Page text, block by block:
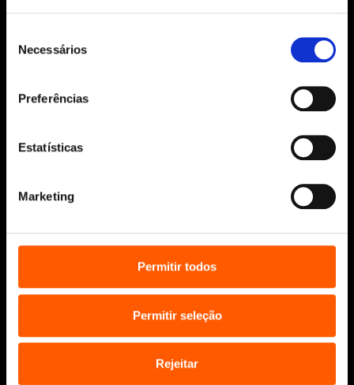
Necessários
Preferências
Estatísticas
Marketing
Permitir todos
Permitir seleção
Rejeitar
Sobre nós
Bolsas Literárias
* Portes grátis para Portugal Continental
e Ilhas em compras superiores a 25€